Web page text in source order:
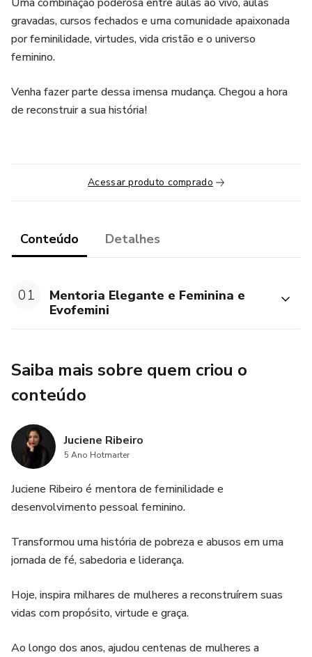
gravadas, cursos fechados e uma comunidade apaixonada
por feminilidade, virtudes, vida cristão e o universo
feminino.
Venha fazer parte dessa imensa mudança. Chegou a hora
de reconstruir a sua história!
Acessar produto comprado
Conteúdo Detalhes
01
Mentoria Elegante e Feminina e
Evofemini
Saiba mais sobre quem criou o
conteúdo
Juciene Ribeiro
5 Ano Hotmarter
Juciene Ribeiro é mentora de feminilidade e
desenvolvimento pessoal feminino.
Transformou uma história de pobreza e abusos em uma
jornada de fé, sabedoria e liderança.
Hoje, inspira milhares de mulheres a reconstruírem suas
vidas com propósito, virtude e graça.
Ao longo dos anos, ajudou centenas de mulheres a